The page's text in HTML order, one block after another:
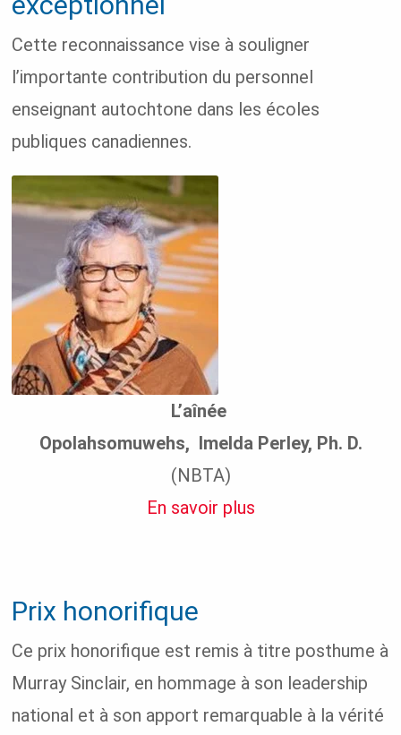
Cette reconnaissance vise à souligner
l’importante contribution du personnel
enseignant autochtone dans les écoles
publiques canadiennes.
L’aînée
Opolahsomuwehs, Imelda Perley, Ph. D.
(NBTA)
En savoir plus
Prix honorifique
Ce prix honorifique est remis à titre posthume à
Murray Sinclair, en hommage à son leadership
national et à son apport remarquable à la vérité